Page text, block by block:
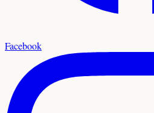
Facebook